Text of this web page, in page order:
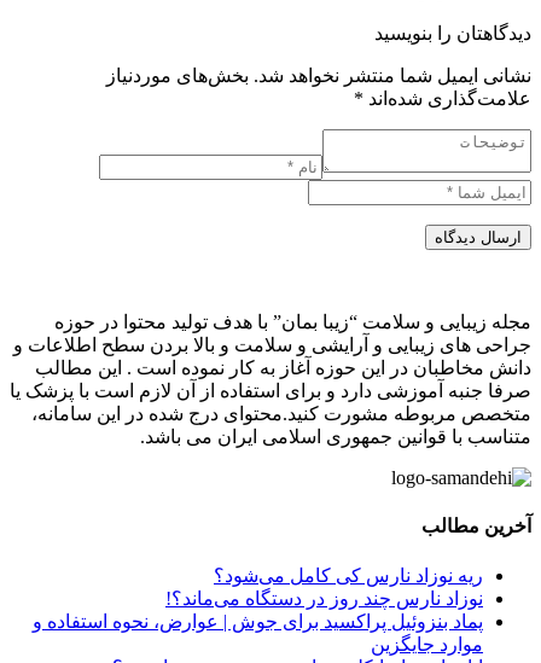
دیدگاهتان را بنویسید
نشانی ایمیل شما منتشر نخواهد شد. بخش‌های موردنیاز
علامت‌گذاری شده‌اند *
ارسال دیدگاه
مجله زیبایی و سلامت “زیبا بمان” با هدف تولید محتوا در حوزه
جراحی های زیبایی و آرایشی و سلامت و بالا بردن سطح اطلاعات و
دانش مخاطبان در این حوزه آغاز به کار نموده است . این مطالب
صرفا جنبه آموزشی دارد و برای استفاده از آن لازم است با پزشک یا
متخصص مربوطه مشورت کنید.محتوای درج شده در این سامانه،
متناسب با قوانین جمهوری اسلامی ایران می باشد.
آخرین مطالب
ریه نوزاد نارس کی کامل می‌شود؟
نوزاد نارس چند روز در دستگاه می‌ماند؟!
پماد بنزوئیل پراکسید برای جوش | عوارض، نحوه استفاده و
موارد جایگزین